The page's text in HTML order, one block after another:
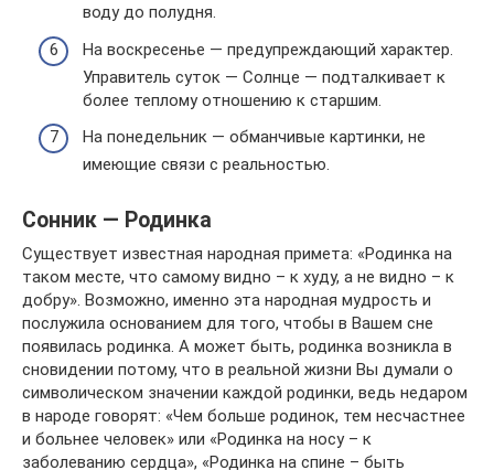
воду до полудня.
На воскресенье — предупреждающий характер.
Управитель суток — Солнце — подталкивает к
более теплому отношению к старшим.
На понедельник — обманчивые картинки, не
имеющие связи с реальностью.
Сонник — Родинка
Существует известная народная примета: «Родинка на
таком месте, что самому видно – к худу, а не видно – к
добру». Возможно, именно эта народная мудрость и
послужила основанием для того, чтобы в Вашем сне
появилась родинка. А может быть, родинка возникла в
сновидении потому, что в реальной жизни Вы думали о
символическом значении каждой родинки, ведь недаром
в народе говорят: «Чем больше родинок, тем несчастнее
и больнее человек» или «Родинка на носу – к
заболеванию сердца», «Родинка на спине – быть